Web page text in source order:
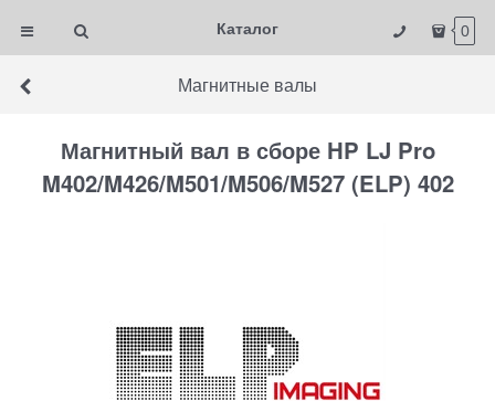
Каталог 0
Магнитные валы
Магнитный вал в сборе HP LJ Pro
M402/M426/M501/M506/M527 (ELP) 402